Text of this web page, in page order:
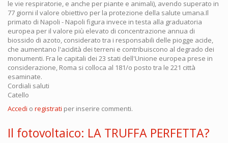
le vie respiratorie, e anche per piante e animali), avendo superato in
77 giorni il valore obiettivo per la protezione della salute umana.Il
primato di Napoli - Napoli figura invece in testa alla graduatoria
europea per il valore più elevato di concentrazione annua di
biossido di azoto, considerato tra i responsabili delle piogge acide,
che aumentano l'acidità dei terreni e contribuiscono al degrado dei
monumenti. Fra le capitali dei 23 stati dell'Unione europea prese in
considerazione, Roma si colloca al 181/o posto tra le 221 città
esaminate.
Cordiali saluti
Catello
Accedi o registrati per inserire commenti.
Il fotovoltaico: LA TRUFFA PERFETTA?